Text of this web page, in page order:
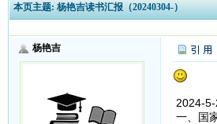
本页主题: 杨艳吉读书汇报（20240304-）
杨艳吉
2024-
一、国